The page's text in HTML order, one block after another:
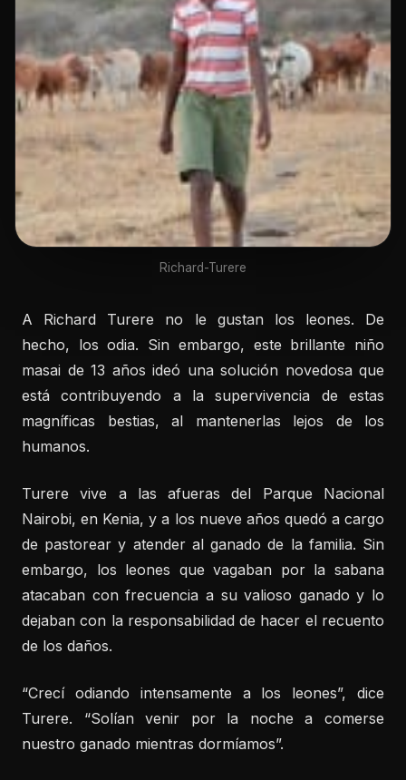
Richard-Turere
A Richard Turere no le gustan los leones. De
hecho, los odia. Sin embargo, este brillante niño
masai de 13 años ideó una solución novedosa que
está contribuyendo a la supervivencia de estas
magníficas bestias, al mantenerlas lejos de los
humanos.
Turere vive a las afueras del Parque Nacional
Nairobi, en Kenia, y a los nueve años quedó a cargo
de pastorear y atender al ganado de la familia. Sin
embargo, los leones que vagaban por la sabana
atacaban con frecuencia a su valioso ganado y lo
dejaban con la responsabilidad de hacer el recuento
de los daños.
“Crecí odiando intensamente a los leones”, dice
Turere. “Solían venir por la noche a comerse
nuestro ganado mientras dormíamos”.